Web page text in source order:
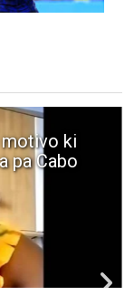
motivo ki
pa Cabo